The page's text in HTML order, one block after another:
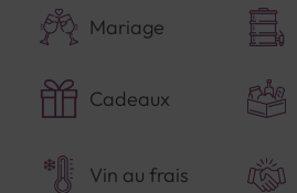
Mariage
Cadeaux
Vin au frais